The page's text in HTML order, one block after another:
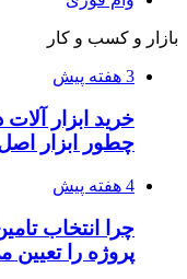
بازار و کسب و کار
3 هفته پیش
خرید ابزار
چطور ابزار اصل
4 هفته پیش
چرا انتخاب
پروژه را تعیین